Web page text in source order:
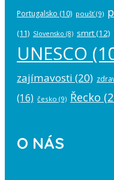
Portugalsko (10) poušť(9)
(11) Slovensko (8) smrt(12)
UNESCO
zajímavosti (20)
(16) česko (9) Řecko
O NÁS